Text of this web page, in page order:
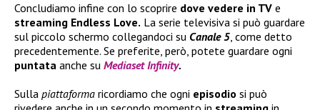
Concludiamo infine con lo scoprire dove vedere in TV e
streaming Endless Love. La serie televisiva si può guardare
sul piccolo schermo collegandoci su Canale 5, come detto
precedentemente. Se preferite, però, potete guardare ogni
puntata anche su Mediaset Infinity.
Sulla piattaforma ricordiamo che ogni episodio si può